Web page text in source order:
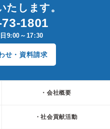
たします。
1801
9:00～17:30
せ・資料請求
会社概要
社会貢献活動